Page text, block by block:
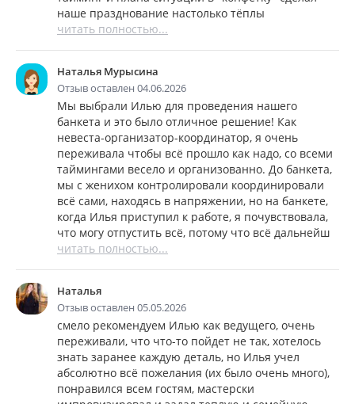
наше празднование настолько тёплы
читать полностью...
Наталья Мурысина
Отзыв оставлен 04.06.2026
Мы выбрали Илью для проведения нашего
банкета и это было отличное решение! Как
невеста-организатор-координатор, я очень
переживала чтобы всё прошло как надо, со всеми
таймингами весело и организованно. До банкета,
мы с женихом контролировали координировали
всё сами, находясь в напряжении, но на банкете,
когда Илья приступил к работе, я почувствовала,
что могу отпустить всё, потому что всё дальнейш
читать полностью...
Наталья
Отзыв оставлен 05.05.2026
смело рекомендуем Илью как ведущего, очень
переживали, что что-то пойдет не так, хотелось
знать заранее каждую деталь, но Илья учел
абсолютно всё пожелания (их было очень много),
понравился всем гостям, мастерски